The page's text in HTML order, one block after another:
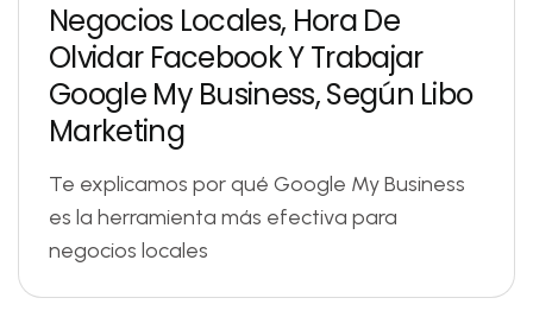
Negocios Locales, Hora De
Olvidar FacebookYTrabajar
Google My Business,Según Libo
Marketing
Te explicamos por qué Google My Business
es la herramienta más efectiva para
negocios locales